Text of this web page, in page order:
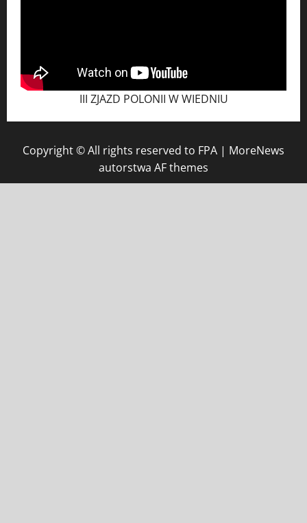
III ZJAZD POLONII W WIEDNIU
Copyright © All rights reserved to FPA | MoreNews
autorstwa AF themes